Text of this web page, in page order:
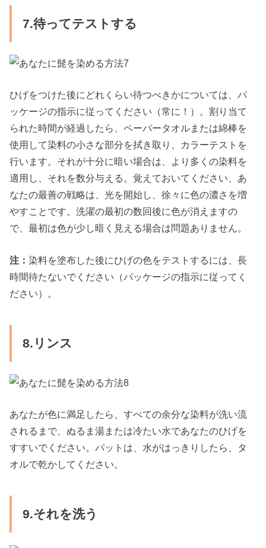
7.待ってテストする
ひげをつけた後にどれくらい待つべきかについては、パ
ッケージの指示に従ってください（常に！）。割り当て
られた時間が経過したら、ペーパータオルまたは綿棒を
使用して染料の小さな部分を拭き取り、カラーテストを
行います。それが十分に暗い場合は、より多くの染料を
適用し、それを数分与える。覚えておいてください、あ
なたの最善の戦略は、光を開始し、徐々に色の濃さを増
やすことです。洗濯の最初の数回後に色が消えますの
で、最初は色が少し暗く見える場合は問題ありません。
注：染料を塗布した後にひげの色をテストするには、長
時間待たないでください（パッケージの指示に従ってく
ださい）。
8.リンス
あなたが色に満足したら、すべての余分な染料が洗い流
されるまで、ぬるま湯または冷たい水であなたのひげを
すすいでください。パットは、水がはっきりしたら、タ
オルで乾かしてください。
9.それを洗う